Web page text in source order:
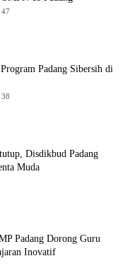
Padang Sibersih di
Disdikbud Padang
Muda
Padang Dorong Guru
Inovatif